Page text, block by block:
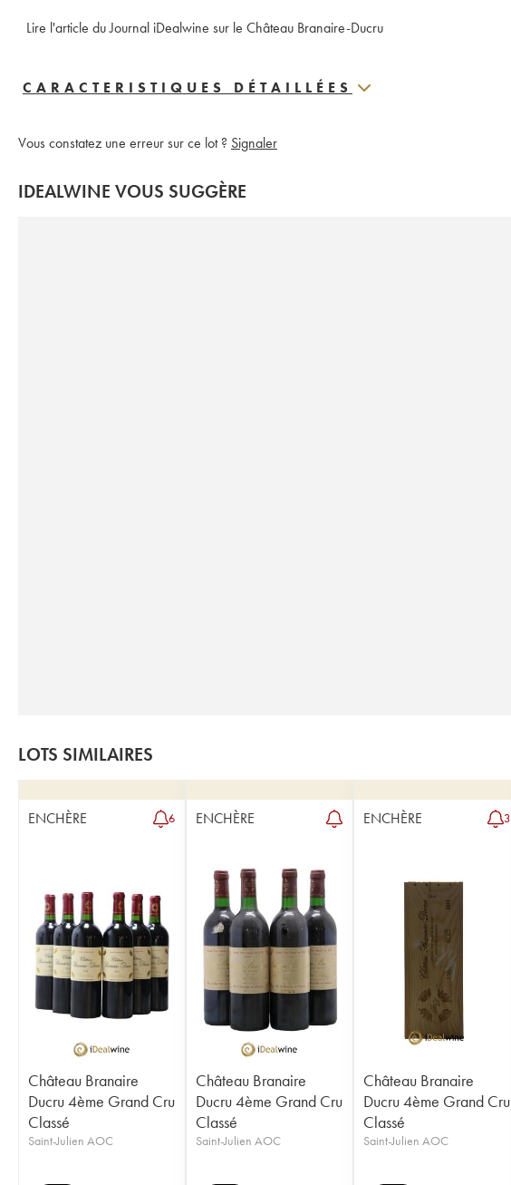
Lire l'article du Journal iDealwine sur le Château Branaire-Ducru
CARACTERISTIQUES DÉTAILLÉES
Vous constatez une erreur sur ce lot ? Signaler
IDEALWINE VOUS SUGGÈRE
LOTS SIMILAIRES
ENCHÈRE 6
Château Branaire
Ducru 4ème Grand Cru
Classé
Saint-Julien AOC
ENCHÈRE
Château Branaire
Ducru 4ème Grand Cru
Classé
Saint-Julien AOC
ENCHÈRE 3
Château Branaire
Ducru 4ème Grand Cru
Classé
Saint-Julien AOC